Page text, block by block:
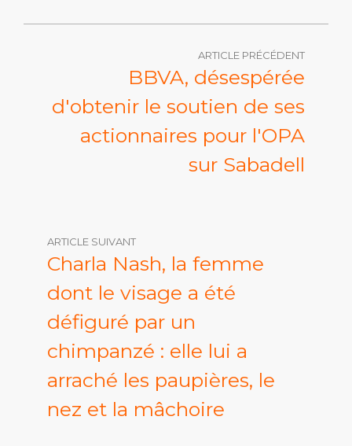
ARTICLE PRÉCÉDENT
BBVA, désespérée
d'obtenir le soutien de ses
actionnaires pour l'OPA
sur Sabadell
ARTICLE SUIVANT
Charla Nash, la femme
dont le visage a été
défiguré par un
chimpanzé : elle lui a
arraché les paupières, le
nez et la mâchoire